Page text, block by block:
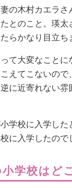
の木村カエラさ
とのこと。瑛太
らかなり目立ち
て大変なことに
えてこないので
に近寄れない雰
学校に入学した
に入学したので
学校はど